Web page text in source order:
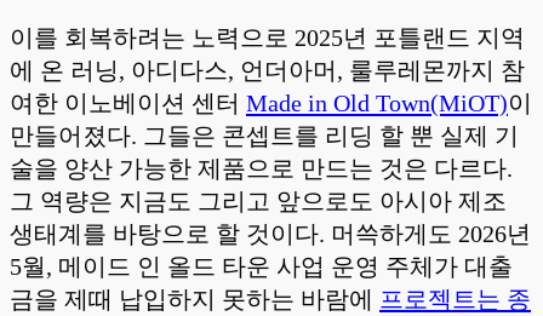
이를 회복하려는 노력으로 2025년 포틀랜드 지역
에 온 러닝, 아디다스, 언더아머, 룰루레몬까지 참
여한 이노베이션 센터 Made in Old Town(MiOT)이
만들어졌다. 그들은 콘셉트를 리딩 할 뿐 실제 기
술을 양산 가능한 제품으로 만드는 것은 다르다.
그 역량은 지금도 그리고 앞으로도 아시아 제조
생태계를 바탕으로 할 것이다. 머쓱하게도 2026년
5월, 메이드 인 올드 타운 사업 운영 주체가 대출
금을 제때 납입하지 못하는 바람에 프로젝트는 종